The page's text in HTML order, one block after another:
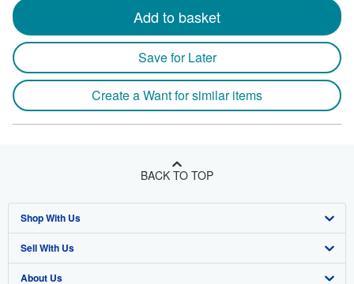
Add to basket
Save for Later
Create a Want for similar items
BACK TO TOP
Shop With Us
Advanced Search
Browse Collections
Sell With Us
Start Selling
About Us